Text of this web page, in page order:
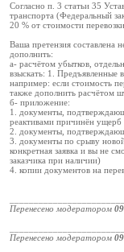
Согласно п. 3 статьи 35
транспорта (Федеральный
20 % от стоимости перевозки
Ваша претензия составлена
дополнить:
а- расчётом убытков,
взыскать: 1. Предъявленные
например: если стоимость
также дополнить расчётом
б- приложение:
1. документы,
реактивами причинён
2. документы,
3. документы по срыву
конкретная заявка и вы не
заказчика при наличии)
4. копии документов на
Перенесено модератором
Перенесено модератором